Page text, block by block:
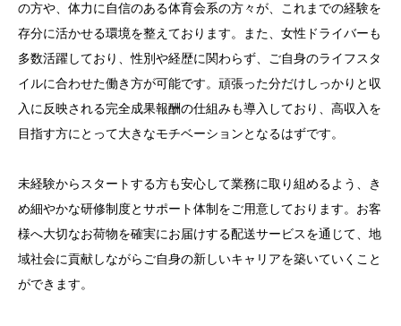
の方や、体力に自信のある体育会系の方々が、これまでの経験を
存分に活かせる環境を整えております。また、女性ドライバーも
多数活躍しており、性別や経歴に関わらず、ご自身のライフスタ
イルに合わせた働き方が可能です。頑張った分だけしっかりと収
入に反映される完全成果報酬の仕組みも導入しており、高収入を
目指す方にとって大きなモチベーションとなるはずです。
未経験からスタートする方も安心して業務に取り組めるよう、き
め細やかな研修制度とサポート体制をご用意しております。お客
様へ大切なお荷物を確実にお届けする配送サービスを通じて、地
域社会に貢献しながらご自身の新しいキャリアを築いていくこと
ができます。